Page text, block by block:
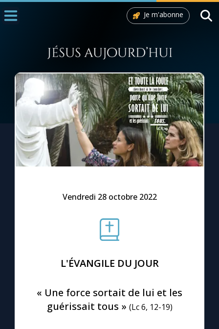
1000 Raisons de Croire
L'actualité de la semaine
La chaîne Youtube
Le site internet
Je m'abonne
Vendredi 28 octobre 2022
L'ÉVANGILE DU JOUR
« Une force sortait de lui et les
guérissait tous » (Lc 6, 12-19)